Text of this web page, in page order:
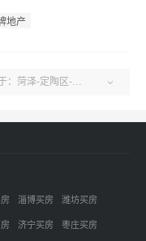
地产
襄政华府，新房价格4400元/㎡，楼盘项目位于：菏泽-定陶区-菏泽定陶青年路与陶朱公大街交会处。户型3室、建面103-138㎡。了解更多楼盘售楼电话、房价、户型、绿化率、周边配套、产权、物业、开发商等襄政华府楼盘信息，关注吉屋菏泽襄政华府！ 
淄博买房 潍坊买房
济宁买房 枣庄买房